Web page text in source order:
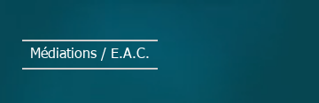
Médiations / E.A.C.